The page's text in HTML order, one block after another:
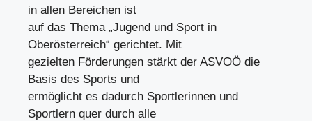
in allen Bereichen ist
auf das Thema „Jugend und Sport in
Oberösterreich“ gerichtet. Mit
gezielten Förderungen stärkt der ASVOÖ die
Basis des Sports und
ermöglicht es dadurch Sportlerinnen und
Sportlern quer durch alle